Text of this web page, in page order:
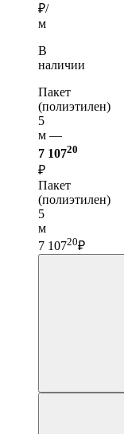
₽/
м
В
наличии
Пакет
(полиэтилен)
5
м —
7 10720
₽
Пакет
(полиэтилен)
5
м
7 10720₽